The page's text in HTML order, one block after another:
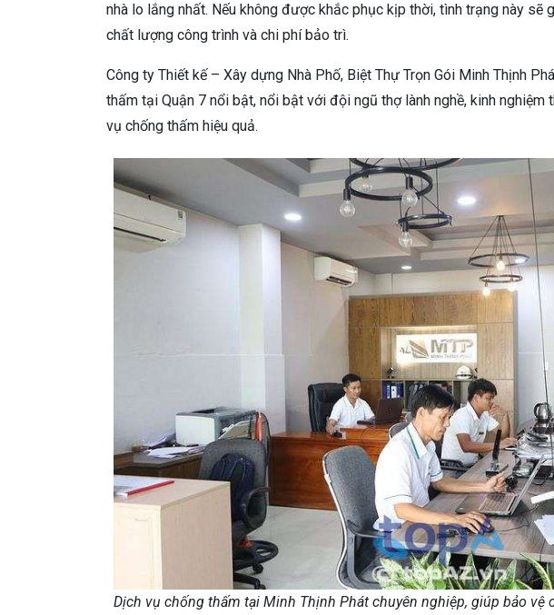
nhà lo lắng nhất. Nếu không được khắc phục kịp thời, tình trạng này sẽ
chất lượng công trình và chi phí bảo trì.
Công ty Thiết kế – Xây dựng Nhà Phố, Biệt Thự Trọn Gói Minh Thịnh
thấm tại Quận 7 nổi bật, nổi bật với đội ngũ thợ lành nghề, kinh nghiệm
vụ chống thấm hiệu quả.
Dịch vụ chống thấm tại Minh Thịnh Phát chuyên nghiệp, giúp bảo